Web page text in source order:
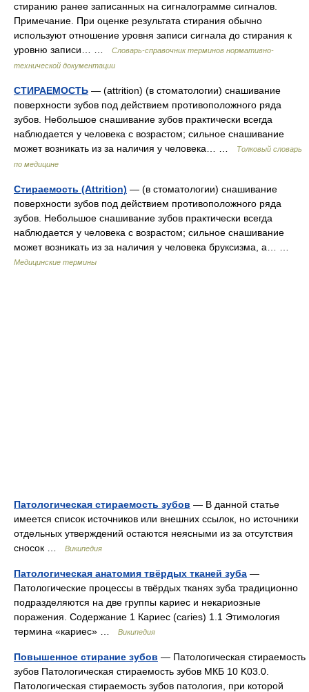
стиранию ранее записанных на сигналограмме сигналов.
Примечание. При оценке результата стирания обычно
используют отношение уровня записи сигнала до стирания к
уровню записи… …
Словарь-справочник терминов нормативно-
технической документации
СТИРАЕМОСТЬ — (attrition) (в стоматологии) снашивание
поверхности зубов под действием противоположного ряда
зубов. Небольшое снашивание зубов практически всегда
наблюдается у человека с возрастом; сильное снашивание
может возникать из за наличия у человека… …
Толковый словарь
по медицине
Стираемость (Attrition) — (в стоматологии) снашивание
поверхности зубов под действием противоположного ряда
зубов. Небольшое снашивание зубов практически всегда
наблюдается у человека с возрастом; сильное снашивание
может возникать из за наличия у человека бруксизма, а… …
Медицинские термины
Патологическая стираемость зубов — В данной статье
имеется список источников или внешних ссылок, но источники
отдельных утверждений остаются неясными из за отсутствия
сносок …
Википедия
Патологическая анатомия твёрдых тканей зуба —
Патологические процессы в твёрдых тканях зуба традиционно
подразделяются на две группы кариес и некариозные
поражения. Содержание 1 Кариес (caries) 1.1 Этимология
термина «кариес» …
Википедия
Повышенное стирание зубов — Патологическая стираемость
зубов Патологическая стираемость зубов МКБ 10 K03.0.
Патологическая стираемость зубов патология, при которой